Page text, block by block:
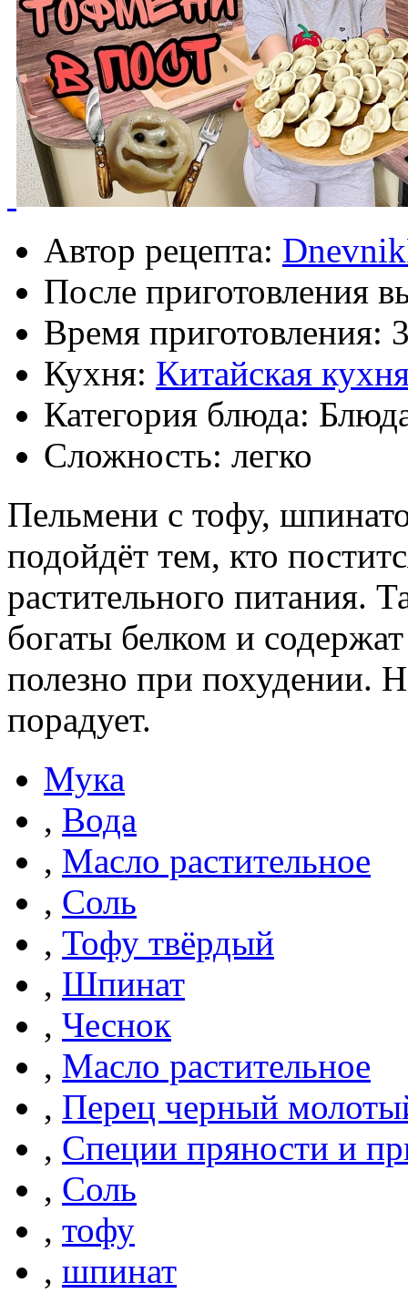
Автор рецепта:
После приготовления
Время приготовления:
Кухня: Китайская
Категория блюда:
Сложность: легко
Пельмени с тофу,
подойдёт тем, кто
растительного питания.
богаты белком и
полезно при похудении.
порадует.
Мука
, Вода
, Масло растительное
, Соль
, Тофу твёрдый
, Шпинат
, Чеснок
, Масло растительное
, Перец черный
, Специи пряности и
, Соль
, тофу
, шпинат